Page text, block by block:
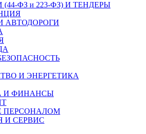
ФЗ и 223-ФЗ) И ТЕНДЕРЫ
АВТОДОРОГИ
И ЭНЕРГЕТИКА
И ФИНАНСЫ
ПЕРСОНАЛОМ
И СЕРВИС